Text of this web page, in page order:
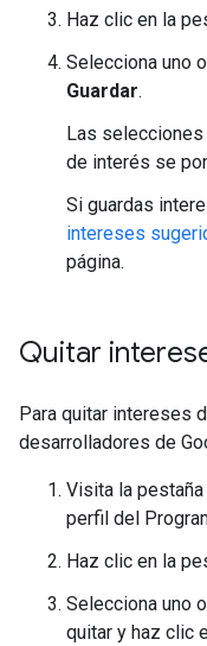
Haz clic en la
Selecciona uno
Guardar.
Las
de interés se
Si guardas
intereses
página.
Quitar
Para quitar intereses
desarrolladores de
Visita la pestaña
perfil del
Haz clic en la
Selecciona uno
quitar y haz clic